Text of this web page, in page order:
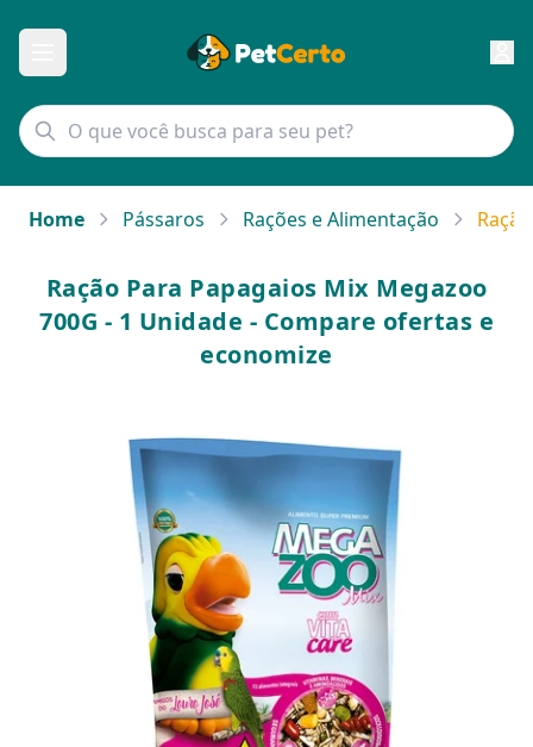
Home Pássaros Rações e Alimentação
Ração Para Papagaios Mix Megazoo
700G - 1 Unidade - Compare ofertas e
economize